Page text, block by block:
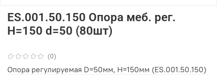
(0)
ES.001.50.150 Опора меб. рег.
Н=150 d=50 (80шт)
Опора регулируемая D=50мм, Н=150мм (ES.001.50.150)